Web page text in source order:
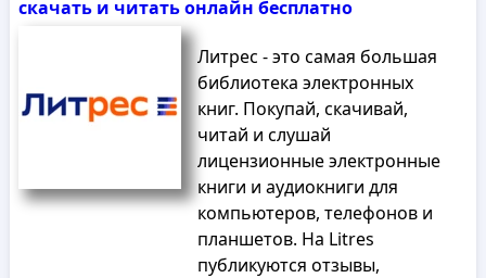
скачать и читать онлайн бесплатно
Литрес - это самая большая
библиотека электронных
книг. Покупай, скачивай,
читай и слушай
лицензионные электронные
книги и аудиокниги для
компьютеров, телефонов и
планшетов. На Litres
публикуются отзывы,